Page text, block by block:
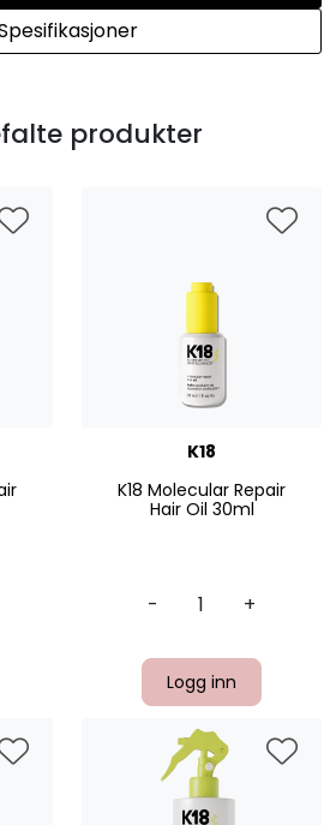
produkter
K18
K18 Molecular Repair
Hair Oil 30ml
- +
Logg inn